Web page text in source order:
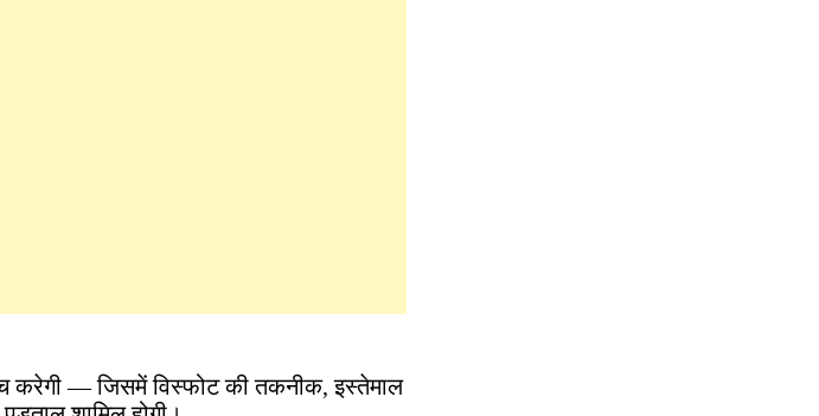
— जिसमें विस्फोट की तकनीक, इस्तेमाल